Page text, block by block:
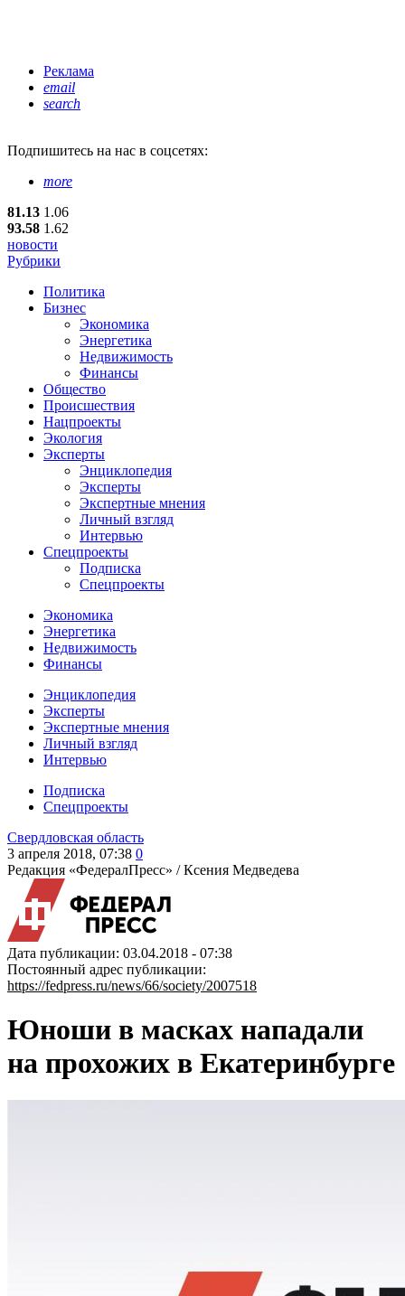
Реклама
email
search
Подпишитесь на нас в соцсетях:
more
81.13 1.06
93.58 1.62
новости
Рубрики
Политика
Бизнес
Экономика
Энергетика
Недвижимость
Финансы
Общество
Происшествия
Нацпроекты
Экология
Эксперты
Энциклопедия
Эксперты
Экспертные мнения
Личный взгляд
Интервью
Спецпроекты
Подписка
Спецпроекты
Экономика
Энергетика
Недвижимость
Финансы
Энциклопедия
Эксперты
Экспертные мнения
Личный взгляд
Интервью
Подписка
Спецпроекты
Свердловская область
3 апреля 2018, 07:38 0
Редакция «ФедералПресс» /Ксения Медведева
Дата публикации: 03.04.2018 - 07:38
Постоянный адрес публикации:
https://fedpress.ru/news/66/society/2007518
Юноши в масках нападали
на прохожих в Екатеринбурге